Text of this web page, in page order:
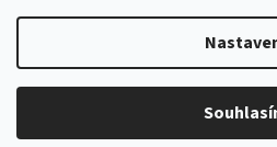
Vytvořil
INTERFOTO.